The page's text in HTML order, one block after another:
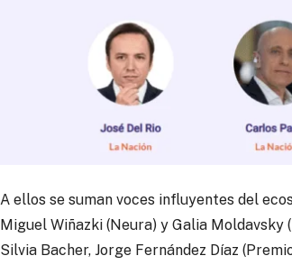
A ellos se suman voces influyentes del
Miguel Wiñazki (Neura) y Galia
Silvia Bacher, Jorge Fernández Díaz